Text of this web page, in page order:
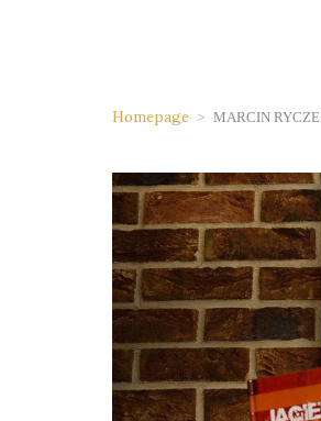
Homepage > MARCIN